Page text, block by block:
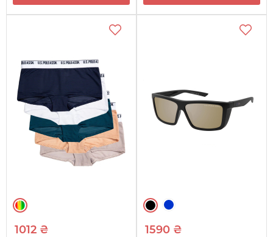
1012 ₴ 1590 ₴